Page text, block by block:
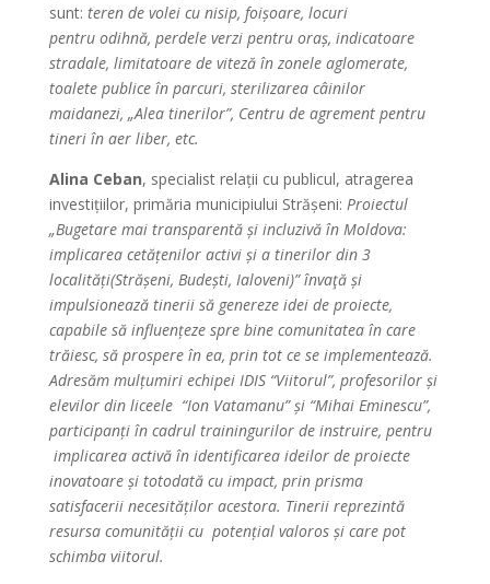
sunt: teren de volei cu nisip, foișoare, locuri
pentru odihnă, perdele verzi pentru oraș, indicatoare
stradale, limitatoare de viteză în zonele aglomerate,
toalete publice în parcuri, sterilizarea câinilor
maidanezi, „Alea tinerilor”, Centru de agrement pentru
tineri în aer liber, etc.
Alina Ceban, specialist relații cu publicul, atragerea
investițiilor, primăria municipiului Strășeni: Proiectul
„Bugetare mai transparentă și incluzivă în Moldova:
implicarea cetățenilor activi și a tinerilor din 3
localități(Strășeni, Budești, Ialoveni)” învaţă și
impulsionează tinerii să genereze idei de proiecte,
capabile să influențeze spre bine comunitatea în care
trăiesc, să prospere în ea, prin tot ce se implementează.
Adresăm mulțumiri echipei IDIS “Viitorul”, profesorilor și
elevilor din liceele “Ion Vatamanu” și “Mihai Eminescu”,
participanți în cadrul trainingurilor de instruire, pentru
implicarea activă în identificarea ideilor de proiecte
inovatoare și totodată cu impact, prin prisma
satisfacerii necesităților acestora. Tinerii reprezintă
resursa comunității cu potențial valoros și care pot
schimba viitorul.